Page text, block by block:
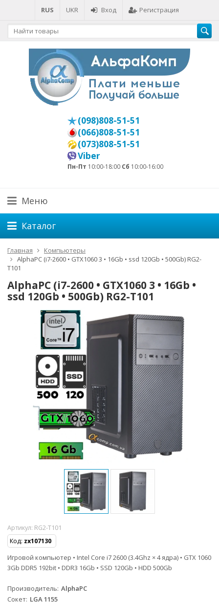
RUS UKR Вход Регистрация
(098)808-51-51
(066)808-51-51
(073)808-51-51
Viber
Пн-Пт 10:00-18:00 Сб 10:00-16:00
Меню
Каталог
Главная
Компьютеры
AlphaPC (i7-2600 • GTX1060 3 • 16Gb • ssd 120Gb • 500Gb) RG2-
T101
AlphaPC (i7-2600 • GTX1060 3 • 16Gb •
ssd 120Gb • 500Gb) RG2-T101
Артикул: RG2-T101
Код: zx107130
Игровой компьютер • Intel Core i7 2600 (3.4Ghz × 4 ядра) • GTX 1060
3Gb DDR5 192bit • DDR3 16Gb • SSD 120Gb • HDD 500Gb
Производитель AlphaPC
Сокет LGA 1155